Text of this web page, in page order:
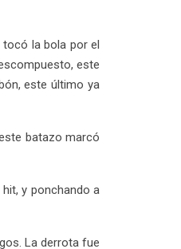
tocó la bola por el
este
este último ya
batazo marcó
y ponchando a
La derrota fue